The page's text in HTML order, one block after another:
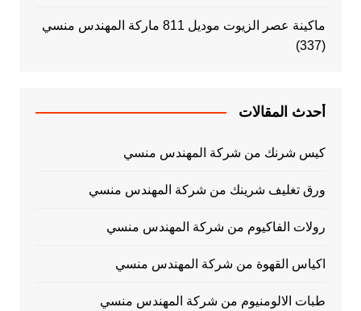
ماكينة عصر الزيوت موديل 811 ماركة المهندس منسي
(337)
أحدث المقالات
كيس شرنك من شركة المهندس منسي
ورق تغليف شرينك من شركة المهندس منسي
رولات الفاكيوم من شركة المهندس منسي
اكياس القهوة من شركة المهندس منسي
طبات الالومنيوم من شركة المهندس منسي